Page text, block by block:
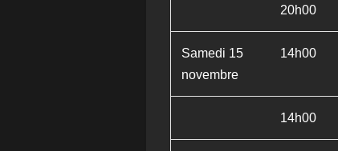
20h00
Samedi 15
novembre
14h00
14h00